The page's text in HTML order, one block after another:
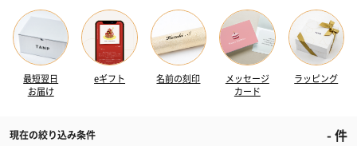
最短翌日
お届け
eギフト 名前の刻印
メッセージ
カード
ラッピング
現在の絞り込み条件 -件